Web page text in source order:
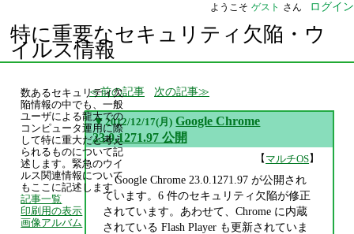
ようこそ ゲスト さん ログイン
特に重要なセキュリティ欠陥・ウ
イルス情報
前の記事 次の記事
▼ 2012/12/17(月) Google Chrome
23.0.1271.97 公開
【マルチOS】
Google Chrome 23.0.1271.97 が公開され
ています。6 件のセキュリティ欠陥が修正
されています。あわせて、Chrome に内蔵
されている Flash Player も更新されていま
数あるセキュリティ欠
陥情報の中でも、一般
ユーザによる龍大での
コンピュータ運用に際
して特に重大だと考え
られるものについて記
述します。緊急のウイ
ルス関連情報について
もここに記述します。
記事一覧
印刷用の表示
画像アルバム